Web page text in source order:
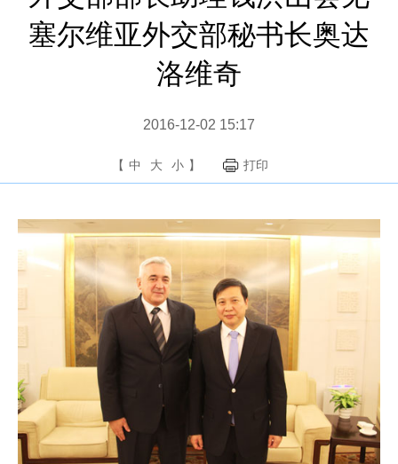
塞尔维亚外交部秘书长奥达
洛维奇
2016-12-02 15:17
【 中 大 小 】 打印